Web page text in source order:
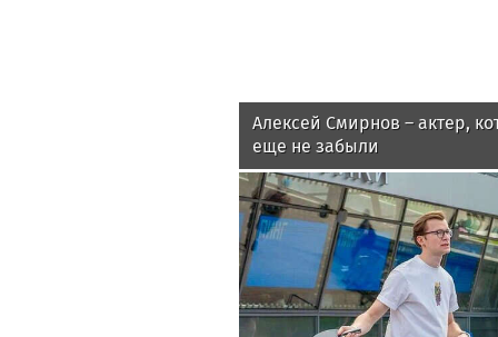
Алексей Смирнов – актер,
еще не забыли